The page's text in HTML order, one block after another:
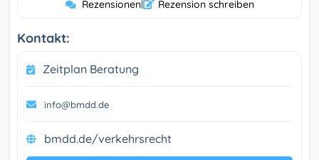
Rezensionen| Rezension schreiben
Kontakt:
Zeitplan Beratung
info@bmdd.de
bmdd.de/verkehrsrecht